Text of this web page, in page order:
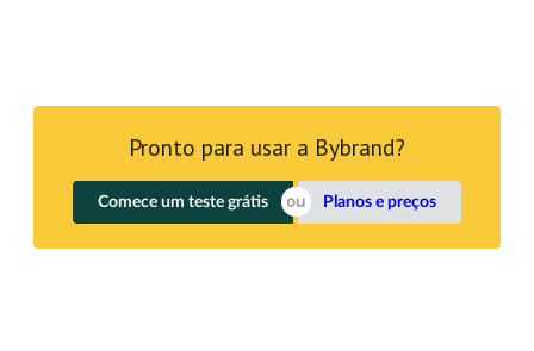
Pronto para usar a Bybrand?
Comece um teste grátis Planos e preços